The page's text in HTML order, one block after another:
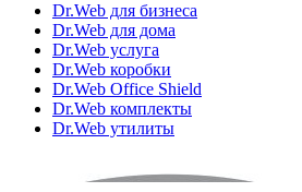
Dr.Web для бизнеса
Dr.Web для дома
Dr.Web услуга
Dr.Web коробки
Dr.Web Office Shield
Dr.Web комплекты
Dr.Web утилиты